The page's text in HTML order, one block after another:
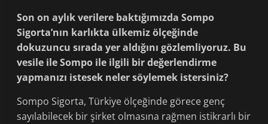
Son on aylık verilere baktığımızda Sompo
Sigorta’nın karlıkta ülkemiz ölçeğinde
dokuzuncu sırada yer aldığını gözlemliyoruz. Bu
vesile ile Sompo ile ilgili bir değerlendirme
yapmanızı istesek neler söylemek istersiniz?
Sompo Sigorta, Türkiye ölçeğinde görece genç
sayılabilecek bir şirket olmasına rağmen istikrarlı bir